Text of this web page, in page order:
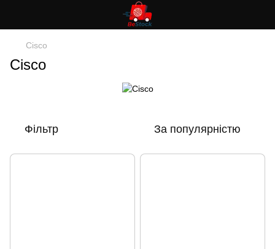
Cisco
Cisco
Фільтр За популярністю